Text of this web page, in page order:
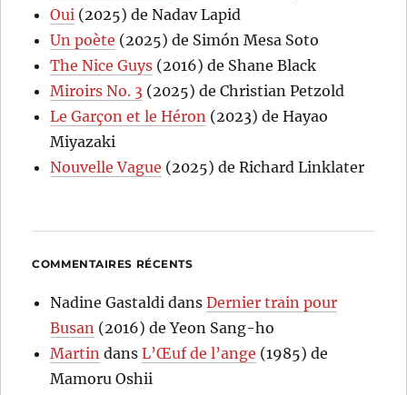
Oui (2025) de Nadav Lapid
Un poète (2025) de Simón Mesa Soto
The Nice Guys (2016) de Shane Black
Miroirs No. 3 (2025) de Christian Petzold
Le Garçon et le Héron (2023) de Hayao
Miyazaki
Nouvelle Vague (2025) de Richard Linklater
COMMENTAIRES RÉCENTS
Nadine Gastaldi dansDernier train pour
Busan (2016) de Yeon Sang-ho
Martin dansL’Œuf de l’ange (1985) de
Mamoru Oshii